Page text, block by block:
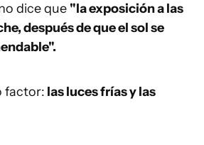
dice que "la exposición a las
después de que el sol se
factor: las luces frías y las